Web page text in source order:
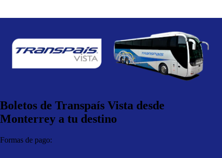
Boletos de Transpaís Vista desde
Monterrey a tu destino
Formas de pago: